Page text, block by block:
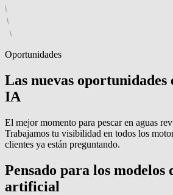
Oportunidades
Las nuevas oportunidades
IA
El mejor momento para pescar en aguas
Trabajamos tu visibilidad en todos los
clientes ya están preguntando.
Pensado para los modelos
artificial